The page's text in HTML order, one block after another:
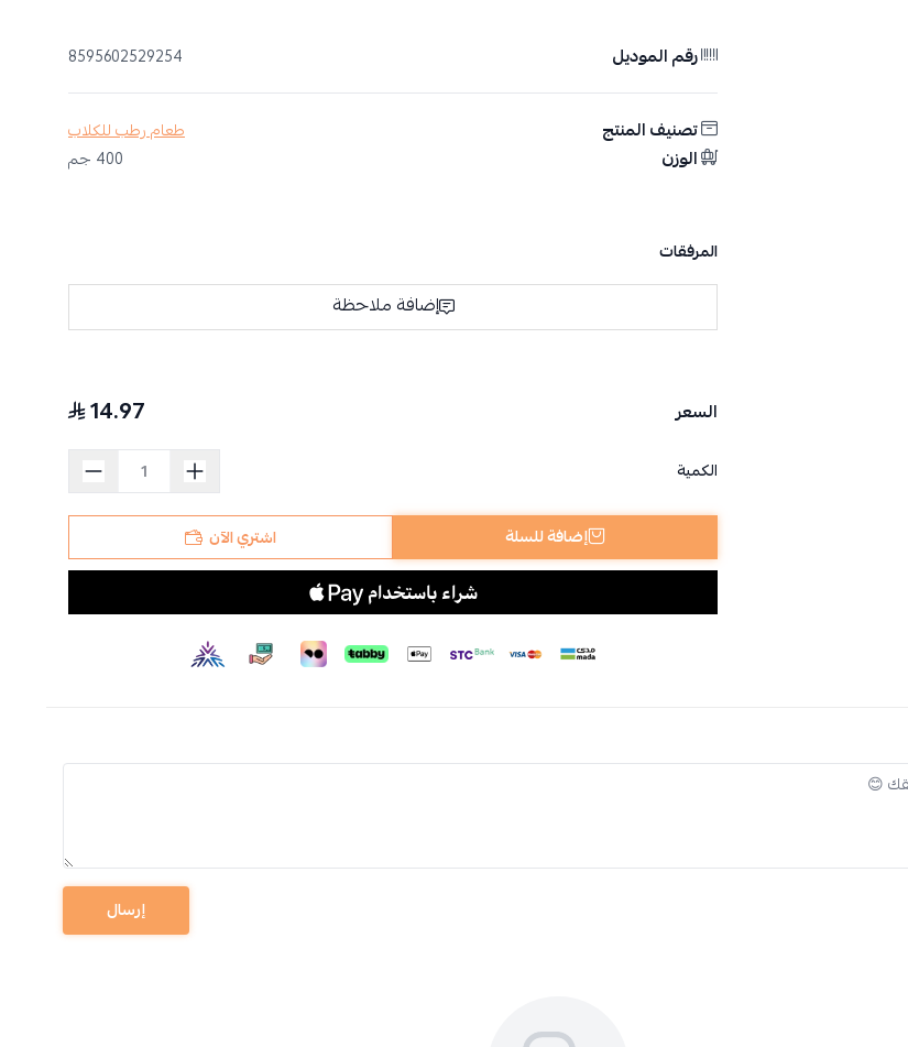
رقم الموديل 8595602529254
تصنيف المنتج طعام رطب للكلاب
الوزن 400 جم
المرفقات
إضافة ملاحظة
السعر 14.97
الكمية
إضافة للسلة اشتري الآن
إرسال